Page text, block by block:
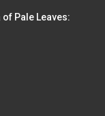
of Pale Leaves: